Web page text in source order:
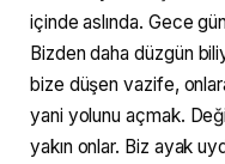
içinde aslında. Gece
Bizden daha düzgün
bize düşen vazife,
yani yolunu açmak.
yakın onlar. Biz ayak